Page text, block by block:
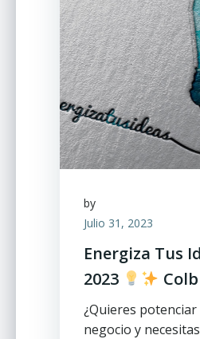
by
Julio 31, 2023
Energiza Tus
2023
¿Quieres
negocio y necesitas